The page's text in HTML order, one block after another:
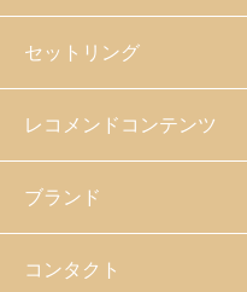
セットリング
レコメンドコンテンツ
ブランド
コンタクト